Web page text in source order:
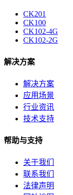
CK201
CK100
CK102-4G
CK102-2G
解决方案
解决方案
应用场景
行业资讯
技术支持
帮助与支持
关于我们
联系我们
法律声明